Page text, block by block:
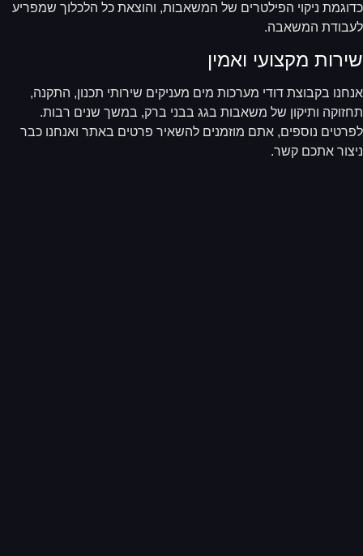
ניקוי הפילטרים של המשאבות, והוצאת כל הלכלוך שמפריע
המשאבה.
מקצועי ואמין
בקבוצת דודי מערכות מים מעניקים שירותי תכנון, התקנה,
ותיקון של משאבות בגג בבני ברק, במשך שנים רבות.
נוספים, אתם מוזמנים להשאיר פרטים באתר ואנחנו כבר
אתכם קשר.